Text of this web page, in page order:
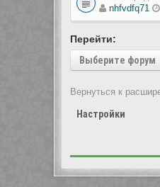
nhfvdfq71
Перейти:
Выберите форум
Вернуться к
Настройки